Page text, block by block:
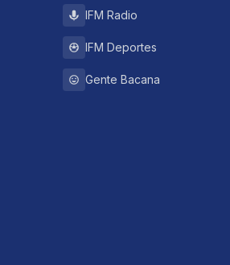
IFM Radio
IFM Deportes
Gente Bacana